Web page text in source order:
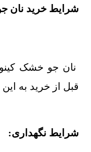
شرایط خرید نان
نان جو خشک
قبل از خرید به این
شرایط نگهداری: